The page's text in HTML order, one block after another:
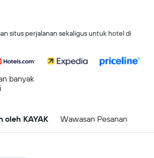
situs perjalanan sekaligus untuk hotel di
banyak
oleh KAYAK Wawasan Pesanan